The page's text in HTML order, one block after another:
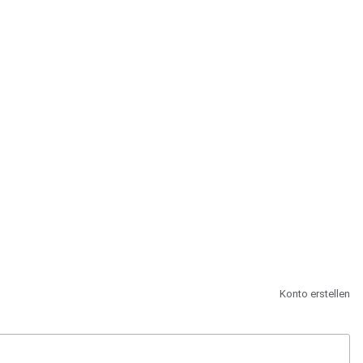
Konto erstellen